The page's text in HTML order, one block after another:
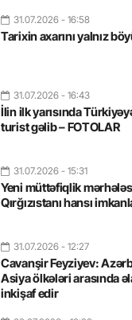
31.07.2026 - 16:58
Tarixin axarını yalnız
31.07.2026 - 16:43
İlin ilk yarısında
turist gəlib – FOTOLAR
31.07.2026 - 15:31
Yeni müttəfiqlik
Qırğızıstanı hansı
31.07.2026 - 12:27
Cavanşir Feyziyev:
Asiya ölkələri arasında
inkişaf edir